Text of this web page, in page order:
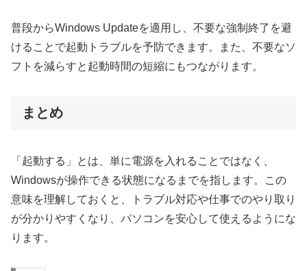
普段からWindows Updateを適用し、不要な強制終了を避
けることで起動トラブルを予防できます。また、不要なソ
フトを減らすと起動時間の短縮にもつながります。
まとめ
「起動する」とは、単に電源を入れることではなく、
Windowsが操作できる状態になるまでを指します。この
意味を理解しておくと、トラブル対応や仕事でのやり取り
が分かりやすくなり、パソコンを安心して使えるようにな
ります。